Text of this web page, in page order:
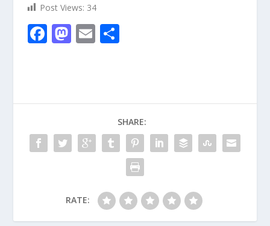
Post Views: 34
F
o
o
k
M
o
n
E
SHARE:
RATE: